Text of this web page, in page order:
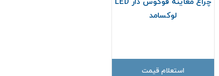
لوکسامد
استعلام قیمت